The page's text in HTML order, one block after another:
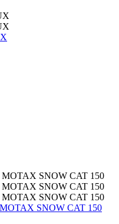
SNOW CAT 150